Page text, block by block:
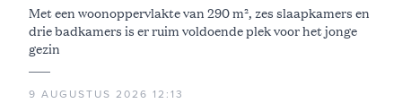
Met een woonoppervlakte van 290 m², zes slaapkamers en
drie badkamers is er ruim voldoende plek voor het jonge
gezin
9 AUGUSTUS 2026 12:13